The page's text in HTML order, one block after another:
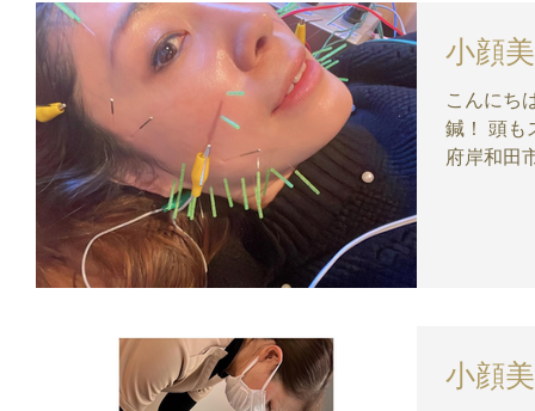
小顔
こんにち
鍼！ 頭も
府岸和田
小顔